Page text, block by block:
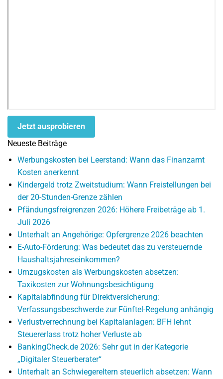
Jetzt ausprobieren
Neueste Beiträge
Werbungskosten bei Leerstand: Wann das Finanzamt
Kosten anerkennt
Kindergeld trotz Zweitstudium: Wann Freistellungen bei
der 20-Stunden-Grenze zählen
Pfändungsfreigrenzen 2026: Höhere Freibeträge ab 1.
Juli 2026
Unterhalt an Angehörige: Opfergrenze 2026 beachten
E-Auto-Förderung: Was bedeutet das zu versteuernde
Haushaltsjahreseinkommen?
Umzugskosten als Werbungskosten absetzen:
Taxikosten zur Wohnungsbesichtigung
Kapitalabfindung für Direktversicherung:
Verfassungsbeschwerde zur Fünftel-Regelung anhängig
Verlustverrechnung bei Kapitalanlagen: BFH lehnt
Steuererlass trotz hoher Verluste ab
BankingCheck.de 2026: Sehr gut in der Kategorie
„Digitaler Steuerberater“
Unterhalt an Schwiegereltern steuerlich absetzen: Wann